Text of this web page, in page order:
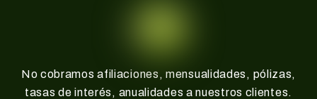
No cobramos afiliaciones, mensualidades, pólizas,
tasas de interés, anualidades a nuestros clientes.